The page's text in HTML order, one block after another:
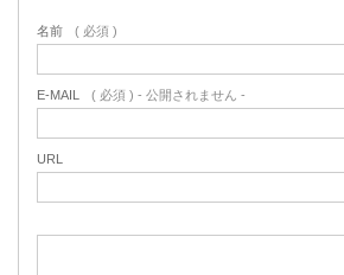
名前 ( 必須 )
E-MAIL ( 必須 ) - 公開されません -
URL